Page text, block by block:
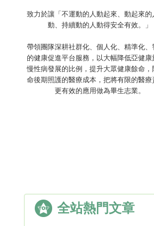
致力於讓「不運動的人動起來、動起來的
動、持續動的人動得安全有效。」
帶領團隊深耕社群化、個人化、精準化、
的健康促進平台服務，以大幅降低亞健康
慢性病發展的比例，提升大眾健康餘命，
命後期照護的醫療成本，把將有限的醫療
更有效的應用做為畢生志業。
全站熱門文章